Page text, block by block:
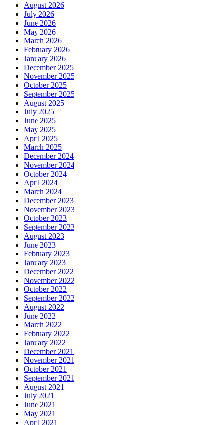
August 2026
July 2026
June 2026
May 2026
March 2026
February 2026
January 2026
December 2025
November 2025
October 2025
September 2025
August 2025
July 2025
June 2025
May 2025
April 2025
March 2025
December 2024
November 2024
October 2024
April 2024
March 2024
December 2023
November 2023
October 2023
September 2023
August 2023
June 2023
February 2023
January 2023
December 2022
November 2022
October 2022
September 2022
August 2022
June 2022
March 2022
February 2022
January 2022
December 2021
November 2021
October 2021
September 2021
August 2021
July 2021
June 2021
May 2021
April 2021